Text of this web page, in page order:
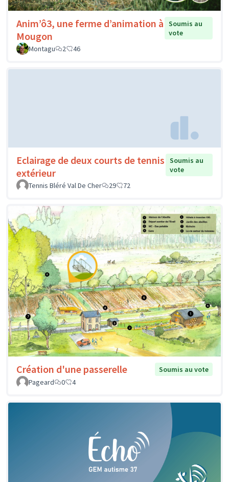
Anim’ô3, une ferme d’animation à
Mougon
Soumis au
vote
Montagu
2 46
Eclairage de deux courts de tennis
extérieur
Soumis au
vote
Tennis Bléré Val De Cher
29 72
Création d'une passerelle
Soumis au vote
Pageard
0 4